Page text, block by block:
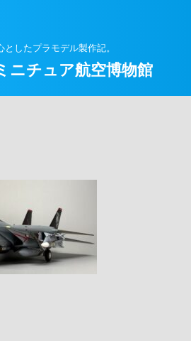
としたプラモデル製作記。
ニチュア航空博物館